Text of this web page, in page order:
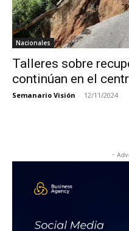
Nacionales
Talleres sobre
continúan en el
Semanario Visión - 12/11/2024
-